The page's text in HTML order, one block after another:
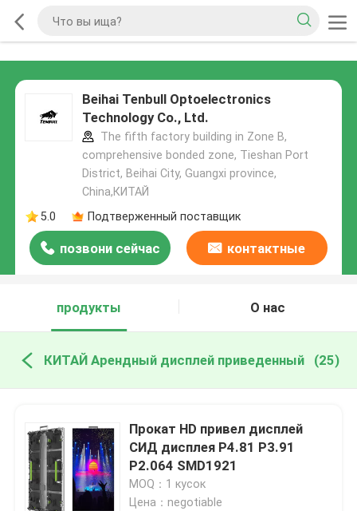
Beihai Tenbull Optoelectronics
Technology Co., Ltd.
The fifth factory building in Zone B,
comprehensive bonded zone, Tieshan Port
District, Beihai City, Guangxi province,
China,КИТАЙ
5.0
Подтверженный поставщик
позвони сейчас контактные
продукты
О нас
КИТАЙ Арендный дисплей приведенный (25)
Прокат HD привел дисплей
СИД дисплея P4.81 P3.91
P2.064 SMD1921
MOQ：1 кусок
Цена：negotiable